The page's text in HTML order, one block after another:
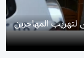
المهاجرين